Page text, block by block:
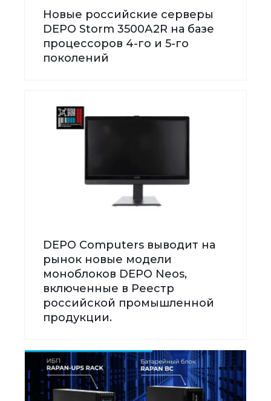
Новые российские серверы
DEPO Storm 3500А2R на базе
процессоров 4-го и 5-го
поколений
DEPO Computers выводит на
рынок новые модели
моноблоков DEPO Neos,
включенные в Реестр
российской промышленной
продукции.